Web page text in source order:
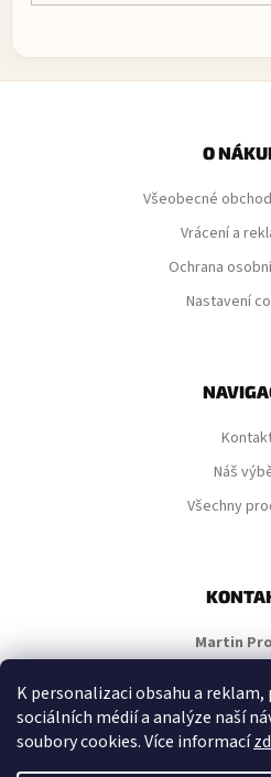
K personalizaci obsahu a
sociálních médií a analýze naší
soubory cookies. Více informací
O
Všeobecné
Vrácení a
Ochrana
Nastavení
Náš
Všechny
Martin
Ke Chlumu 97,